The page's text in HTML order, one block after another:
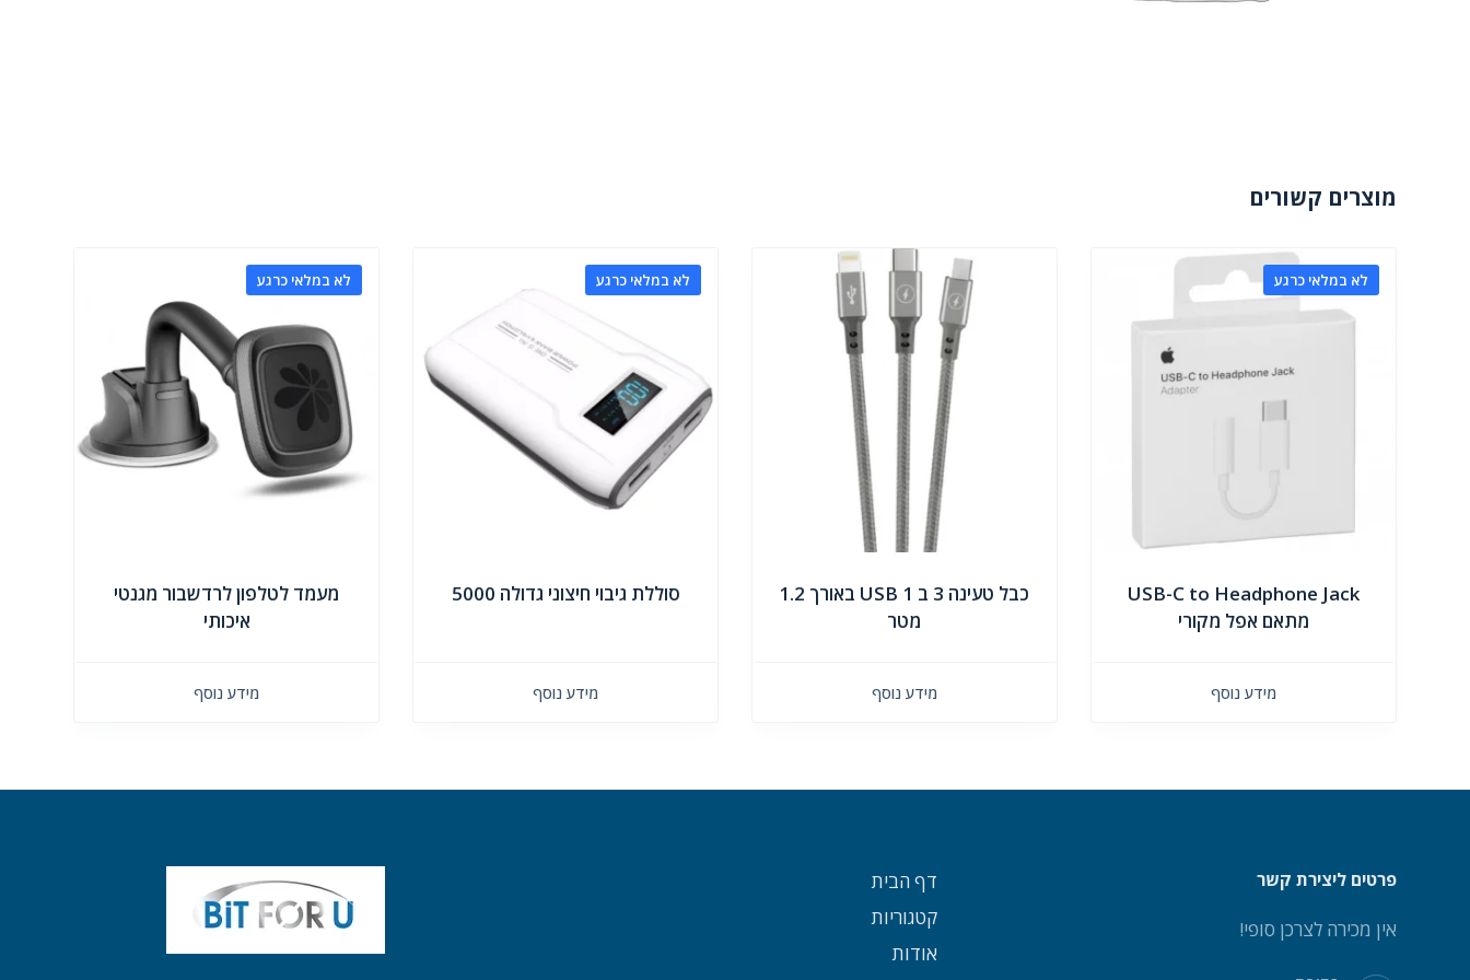
מוצרים קשורים
לא במלאי כרגע
USB-C to Headphone Jack
מתאם אפל מקורי
מידע נוסף
כבל טעינה 3 ב 1 USB באורך 1.2
מטר
מידע נוסף
לא במלאי כרגע
סוללת גיבוי חיצוני גדולה 5000
מידע נוסף
לא במלאי כרגע
מעמד לטלפון לרדשבור מגנטי
איכותי
מידע נוסף
פרטים ליצירת קשר
אין מכירה לצרכן סופי!
דף הבית
קטגוריות
אודות